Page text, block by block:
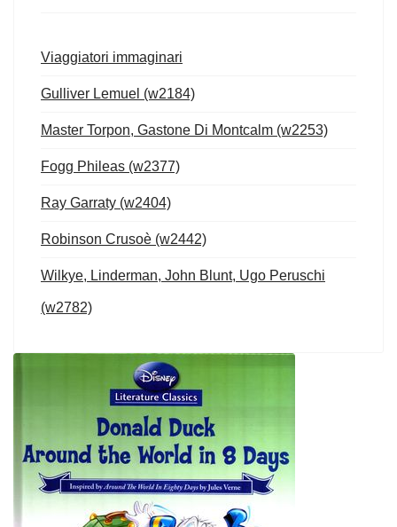
Viaggiatori immaginari
Gulliver Lemuel (w2184)
Master Torpon, Gastone Di Montcalm (w2253)
Fogg Phileas (w2377)
Ray Garraty (w2404)
Robinson Crusoè (w2442)
Wilkye, Linderman, John Blunt, Ugo Peruschi
(w2782)